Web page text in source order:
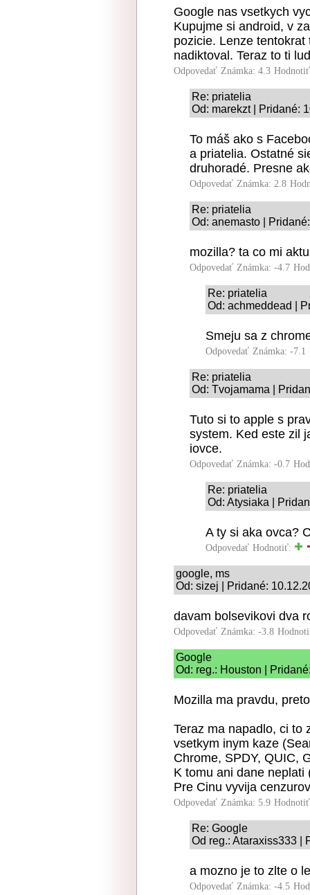
Google nas vsetkych
Kupujme si android, v
pozicie. Lenze
nadiktoval. Teraz to ti
Odpovedať Známka: 4.3
Re: priatelia
Od: marekzt | Pridané:
To máš ako s
a priatelia. Ostatné
druhoradé. Presne
Odpovedať Známka: 2.8
Re: priatelia
Od: anemasto |
mozilla? ta co mi
Odpovedať Známka: -4.7
Re: priatelia
Od: achmeddead |
Smeju sa z
Odpovedať Známka: -7.1
Re: priatelia
Od: Tvojamama |
Tuto si to apple s
system. Ked este zil
iovce.
Odpovedať Známka: -0.7
Re: priatelia
Od: Atysiaka |
A ty si aka ovca?
Odpovedať Hodnotiť:
google, ms
Od: sizej | Pridané:
davam bolsevikovi dva
Odpovedať Známka: -3.8
Google
Od: reg.: Houston |
Mozilla ma pravdu,
Teraz ma napadlo, ci to
vsetkym inym kaze
Chrome, SPDY, QUIC,
K tomu ani dane
Pre Cinu vyvija
Odpovedať Známka: 5.9
Re: Google
Od reg.: Ataraxiss333 |
a mozno je to zlte o
Odpovedať Známka: -4.5